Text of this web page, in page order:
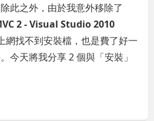
此之外，由於我意外移除了
2 - Visual Studio 2010
網找不到安裝檔，也是費了好一
今天將我分享 2 個與「安裝」